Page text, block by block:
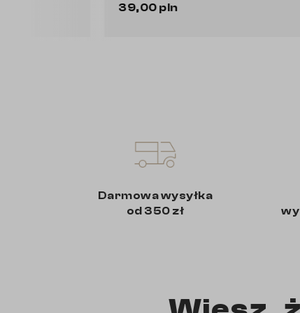
Do koszyka
Darmowa wysyłka
od 350 zł